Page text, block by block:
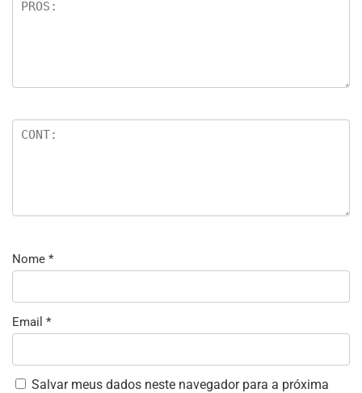
Nome *
Email *
Salvar meus dados neste navegador para a próxima